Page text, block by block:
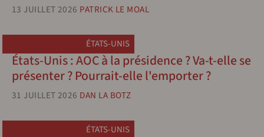
13 JUILLET 2026 PATRICK LE MOAL
ÉTATS-UNIS
États-Unis : AOC à la présidence ? Va-t-elle se
présenter ? Pourrait-elle l'emporter ?
31 JUILLET 2026 DAN LA BOTZ
ÉTATS-UNIS